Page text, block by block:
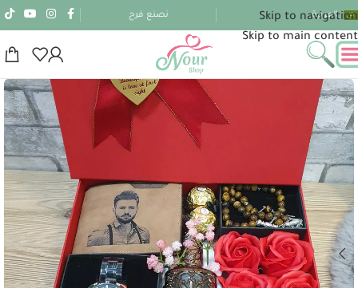
Skip to navigation
Skip to main content
العربية نصنع فرح